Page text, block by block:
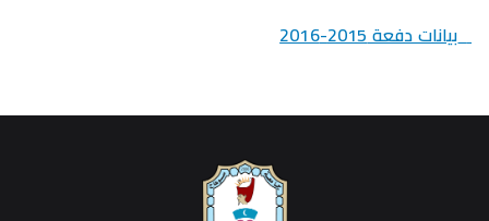
بيانات دفعة 2015-2016